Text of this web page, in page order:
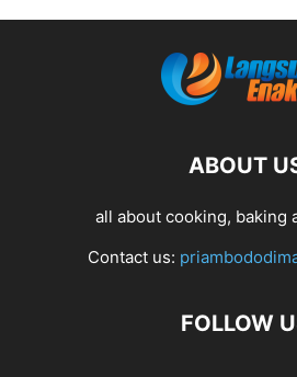
ABOUT
all about cooking, baking
Contact us:
FOLLOW